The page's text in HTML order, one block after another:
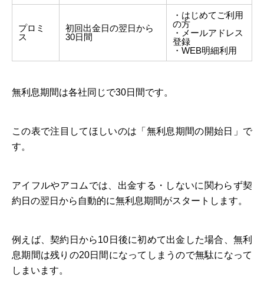
プロミ
ス
初回出金日の翌日から
30日間
・はじめてご利用
の方
・メールアドレス
登録
・WEB明細利用
無利息期間は各社同じで30日間です。
この表で注目してほしいのは「無利息期間の開始日」で
す。
アイフルやアコムでは、出金する・しないに関わらず契
約日の翌日から自動的に無利息期間がスタートします。
例えば、契約日から10日後に初めて出金した場合、無利
息期間は残りの20日間になってしまうので無駄になって
しまいます。